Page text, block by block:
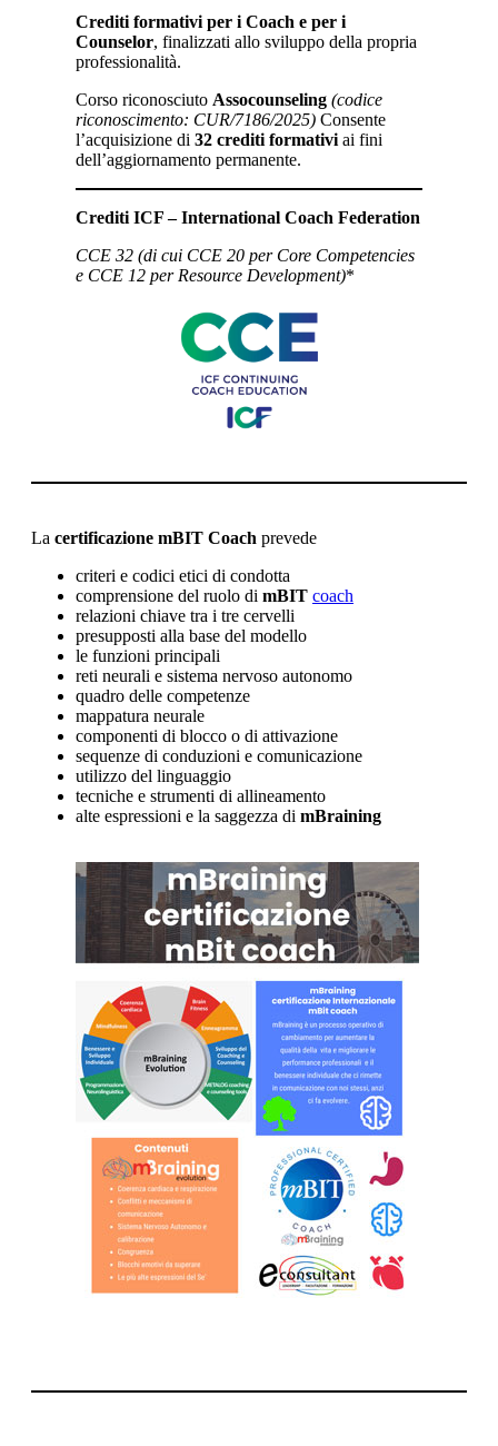
Crediti formativi per i Coach e per i
Counselor, finalizzati allo sviluppo della propria
professionalità.
Corso riconosciuto Assocounseling (codice
riconoscimento: CUR/7186/2025) Consente
l’acquisizione di 32 crediti formativi ai fini
dell’aggiornamento permanente.
Crediti ICF – International Coach Federation
CCE 32 (di cui CCE 20 per Core Competencies
e CCE 12 per Resource Development)*
La certificazione mBIT Coach prevede
criteri e codici etici di condotta
comprensione del ruolo di mBIT coach
relazioni chiave tra i tre cervelli
presupposti alla base del modello
le funzioni principali
reti neurali e sistema nervoso autonomo
quadro delle competenze
mappatura neurale
componenti di blocco o di attivazione
sequenze di conduzioni e comunicazione
utilizzo del linguaggio
tecniche e strumenti di allineamento
alte espressioni e la saggezza di mBraining